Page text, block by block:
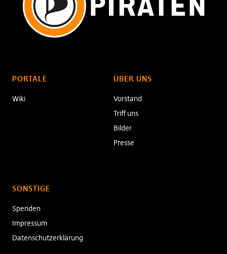
PORTALE
Wiki
ÜBER UNS
Vorstand
Triff uns
Bilder
Presse
SONSTIGE
Spenden
Impressum
Datenschutzerklärung